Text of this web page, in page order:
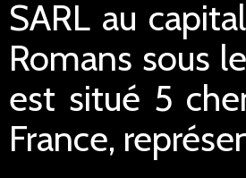
SARL au
Romans sous
est situé 5
France,